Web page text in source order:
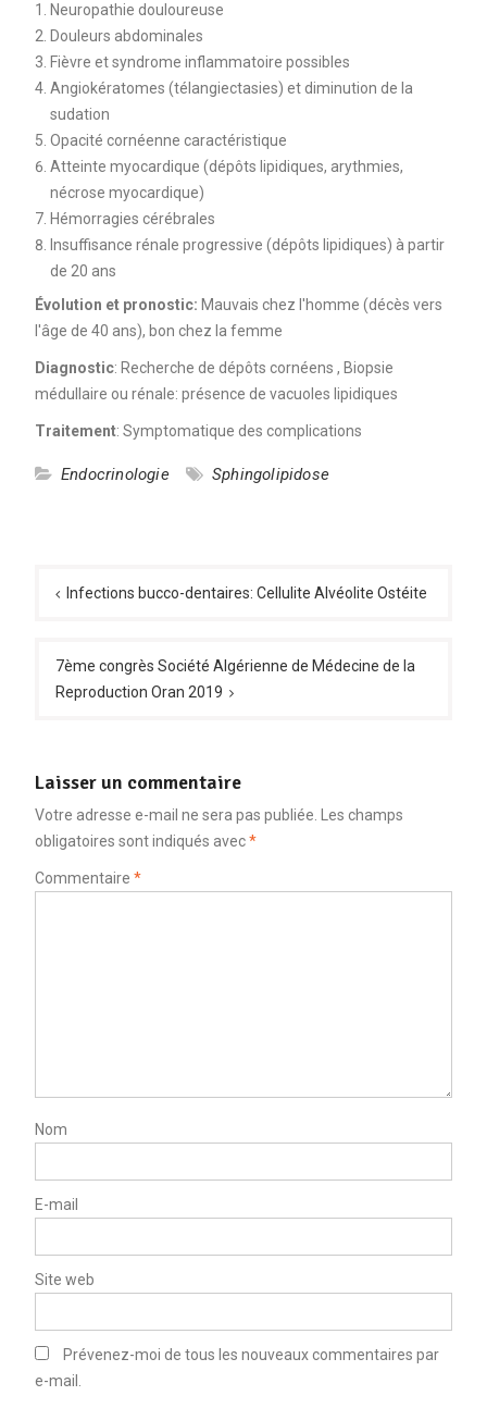
Neuropathie douloureuse
Douleurs abdominales
Fièvre et syndrome inflammatoire possibles
Angiokératomes (télangiectasies) et diminution de la
sudation
Opacité cornéenne caractéristique
Atteinte myocardique (dépôts lipidiques, arythmies,
nécrose myocardique)
Hémorragies cérébrales
Insuffisance rénale progressive (dépôts lipidiques) à partir
de 20 ans
Évolution et pronostic: Mauvais chez l'homme (décès vers
l'âge de 40 ans), bon chez la femme
Diagnostic: Recherche de dépôts cornéens , Biopsie
médullaire ou rénale: présence de vacuoles lipidiques
Traitement: Symptomatique des complications
Endocrinologie Sphingolipidose
de
Infections bucco-dentaires: Cellulite Alvéolite Ostéite
7ème congrès Société Algérienne de Médecine de la
Reproduction Oran 2019
Laisser un commentaire
Votre adresse e-mail ne sera pas publiée.
Les champs
obligatoires sont indiqués avec*
Commentaire *
Nom
E-mail
Site web
Prévenez-moi de tous les nouveaux commentaires par
e-mail.